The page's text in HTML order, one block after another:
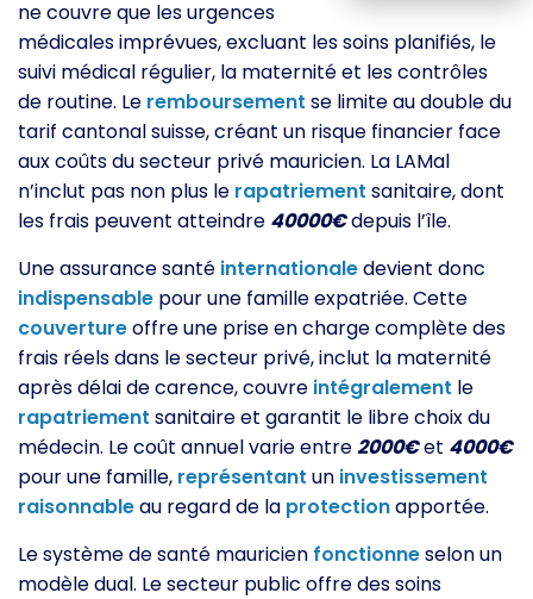
ne couvre que les urgences
médicales imprévues, excluant les soins planifiés, le
suivi médical régulier, la maternité et les contrôles
de routine. Le remboursement se limite au double du
tarif cantonal suisse, créant un risque financier face
aux coûts du secteur privé mauricien. La LAMal
n’inclut pas non plus le rapatriement sanitaire, dont
les frais peuvent atteindre 40000€depuis l’île.
Une assurance santé internationaledevient donc
indispensable pour une famille expatriée. Cette
couvertureoffre une prise en charge complète des
frais réels dans le secteur privé, inclut la maternité
après délai de carence, couvre intégralement le
rapatriement sanitaire et garantit le libre choix du
médecin. Le coût annuel varie entre2000€et 4000€
pour une famille, représentant un investissement
raisonnableau regard de la protectionapportée.
Le système de santé mauricien fonctionneselon un
modèle dual. Le secteur public offre des soins